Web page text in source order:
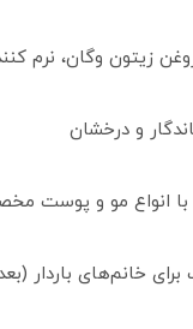
زیتون وگان، نرم
و درخشان
با انواع مو و پوست
خانم‌های باردار